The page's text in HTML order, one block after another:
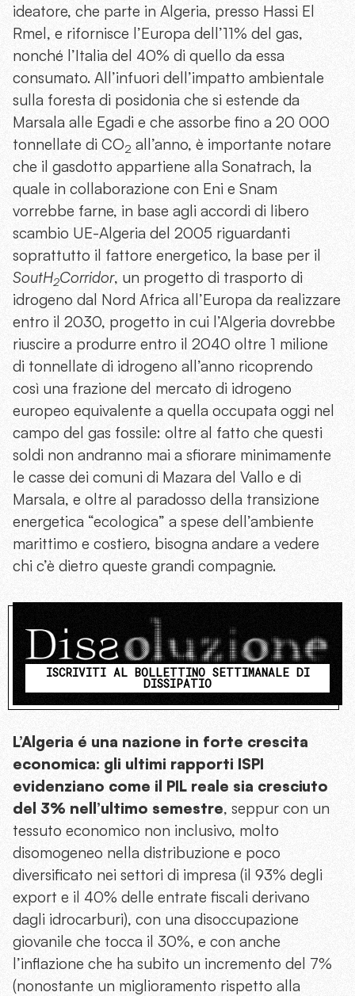
ideatore, che parte in Algeria, presso Hassi El
Rmel, e rifornisce l’Europa dell’11% del gas,
nonché l’Italia del 40% di quello da essa
consumato. All’infuori dell’impatto ambientale
sulla foresta di posidonia che si estende da
Marsala alle Egadi e che assorbe fino a 20 000
tonnellate di CO2 all’anno, è importante notare
che il gasdotto appartiene alla Sonatrach, la
quale in collaborazione con Eni e Snam
vorrebbe farne, in base agli accordi di libero
scambio UE-Algeria del 2005 riguardanti
soprattutto il fattore energetico, la base per il
SoutH2Corridor, un progetto di trasporto di
idrogeno dal Nord Africa all’Europa da realizzare
entro il 2030, progetto in cui l’Algeria dovrebbe
riuscire a produrre entro il 2040 oltre 1 milione
di tonnellate di idrogeno all’anno ricoprendo
così una frazione del mercato di idrogeno
europeo equivalente a quella occupata oggi nel
campo del gas fossile: oltre al fatto che questi
soldi non andranno mai a sfiorare minimamente
le casse dei comuni di Mazara del Vallo e di
Marsala, e oltre al paradosso della transizione
energetica “ecologica” a spese dell’ambiente
marittimo e costiero, bisogna andare a vedere
chi c’è dietro queste grandi compagnie.
ISCRIVITI AL BOLLETTINO SETTIMANALE DI
DISSIPATIO
L’Algeria é una nazione in forte crescita
economica: gli ultimi rapporti ISPI
evidenziano come il PIL reale sia cresciuto
del 3% nell’ultimo semestre, seppur con un
tessuto economico non inclusivo, molto
disomogeneo nella distribuzione e poco
diversificato nei settori di impresa (il 93% degli
export e il 40% delle entrate fiscali derivano
dagli idrocarburi), con una disoccupazione
giovanile che tocca il 30%, e con anche
l’inflazione che ha subito un incremento del 7%
(nonostante un miglioramento rispetto alla